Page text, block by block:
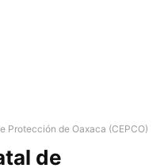
Protección de Oaxaca (CEPCO)
de